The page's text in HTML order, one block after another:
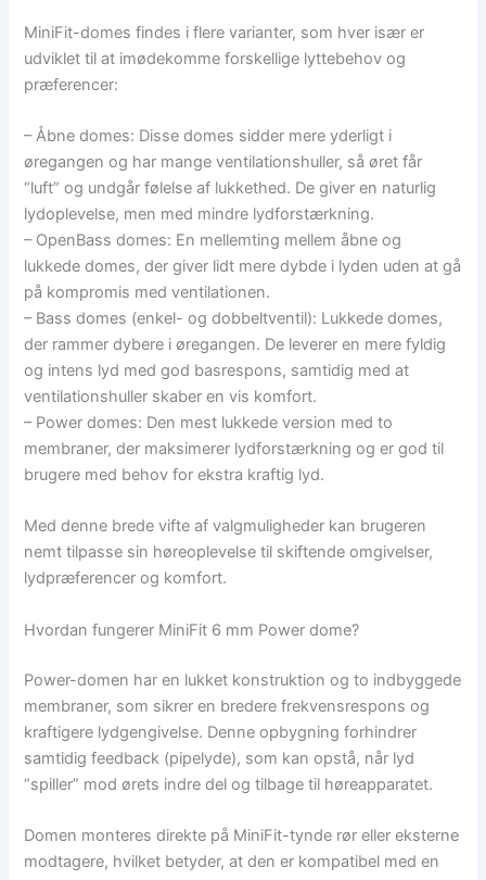
MiniFit-domes findes i flere varianter, som hver især er
udviklet til at imødekomme forskellige lyttebehov og
præferencer:
– Åbne domes: Disse domes sidder mere yderligt i
øregangen og har mange ventilationshuller, så øret får
“luft” og undgår følelse af lukkethed. De giver en naturlig
lydoplevelse, men med mindre lydforstærkning.
– OpenBass domes: En mellemting mellem åbne og
lukkede domes, der giver lidt mere dybde i lyden uden at gå
på kompromis med ventilationen.
– Bass domes (enkel- og dobbeltventil): Lukkede domes,
der rammer dybere i øregangen. De leverer en mere fyldig
og intens lyd med god basrespons, samtidig med at
ventilationshuller skaber en vis komfort.
– Power domes: Den mest lukkede version med to
membraner, der maksimerer lydforstærkning og er god til
brugere med behov for ekstra kraftig lyd.
Med denne brede vifte af valgmuligheder kan brugeren
nemt tilpasse sin høreoplevelse til skiftende omgivelser,
lydpræferencer og komfort.
Hvordan fungerer MiniFit 6 mm Power dome?
Power-domen har en lukket konstruktion og to indbyggede
membraner, som sikrer en bredere frekvensrespons og
kraftigere lydgengivelse. Denne opbygning forhindrer
samtidig feedback (pipelyde), som kan opstå, når lyd
“spiller” mod ørets indre del og tilbage til høreapparatet.
Domen monteres direkte på MiniFit-tynde rør eller eksterne
modtagere, hvilket betyder, at den er kompatibel med en